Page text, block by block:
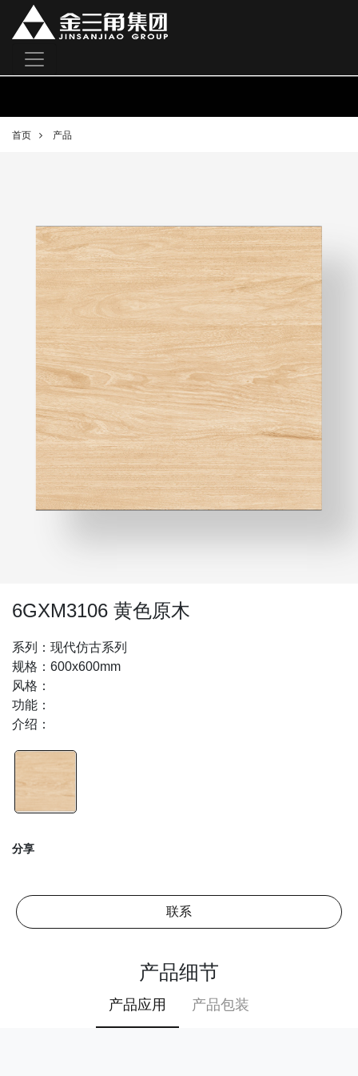
首页 产品
6GXM3106 黄色原木
系列：现代仿古系列
规格：600x600mm
风格：
功能：
介绍：
分享
联系
产品细节
产品应用 产品包装